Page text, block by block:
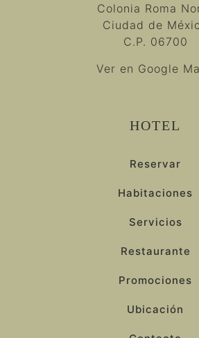
Colonia Roma
Ciudad de
C.P. 06700
Ver en Google
HOTEL
Reservar
Habitaciones
Servicios
Restaurante
Promociones
Ubicación